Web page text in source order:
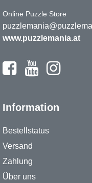
Online Puzzle Store
www.puzzlemania.at
Information
Bestellstatus
Versand
Zahlung
Über uns